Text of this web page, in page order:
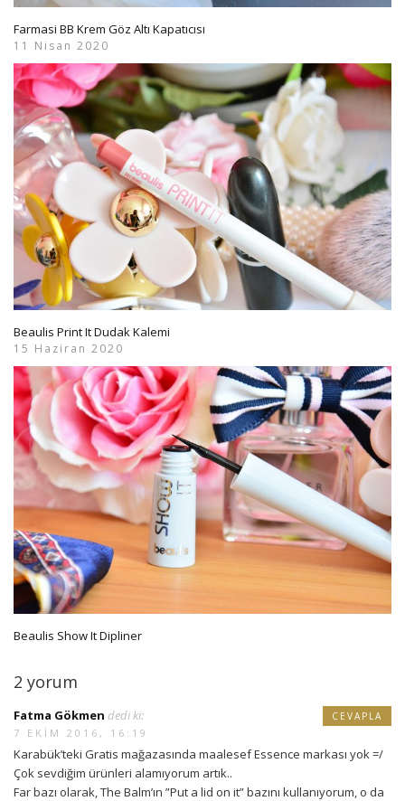
Farmasi BB Krem Göz Altı Kapatıcısı
11 Nisan 2020
Beaulis Print It Dudak Kalemi
15 Haziran 2020
Beaulis Show It Dipliner
2 yorum
Fatma Gökmen dedi ki:
7 EKIM 2016, 16:19
Karabük’teki Gratis mağazasında maalesef Essence markası yok =/
Çok sevdiğim ürünleri alamıyorum artık..
Far bazı olarak, The Balm’ın ”Put a lid on it” bazını kullanıyorum, o da
CEVAPLA